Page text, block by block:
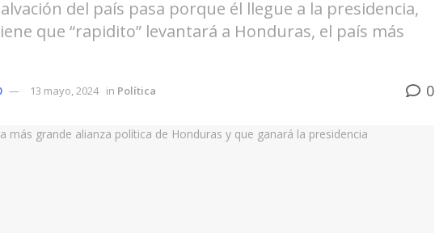
del país pasa porque él llegue a la presidencia,
que “rapidito” levantará a Honduras, el país más
13 mayo, 2024 in Política 0